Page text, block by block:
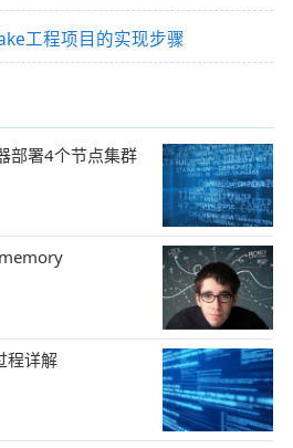
工程项目的实现步骤
部署4个节点集群
程详解